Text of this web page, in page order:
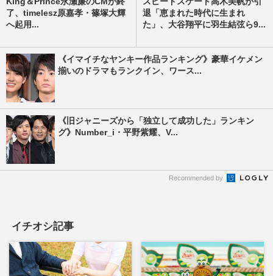
了、timelesz原嘉孝・篠塚大輝
へ起用...
退「恵まれた時代に生まれ
た」、大谷翔平に羽生結弦ら9...
《イマイチなヤンキー作品ランキング》豪華イケメン
揃いのドラマもランクイン、ワース...
《旧ジャニーズから「独立して成功した」ランキン
グ》Number_i・平野紫耀、V...
Recommended by
イチオシ記事